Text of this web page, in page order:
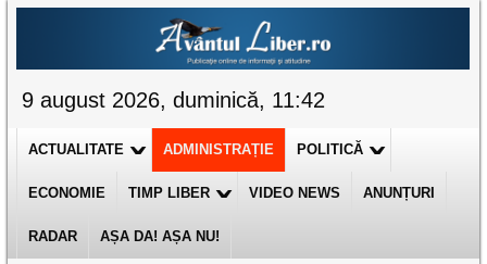
9 august 2026, duminică, 11:42
ACTUALITATE ADMINISTRAȚIE POLITICĂ
ECONOMIE TIMP LIBER VIDEO NEWS ANUNȚURI
RADAR AȘA DA! AȘA NU!